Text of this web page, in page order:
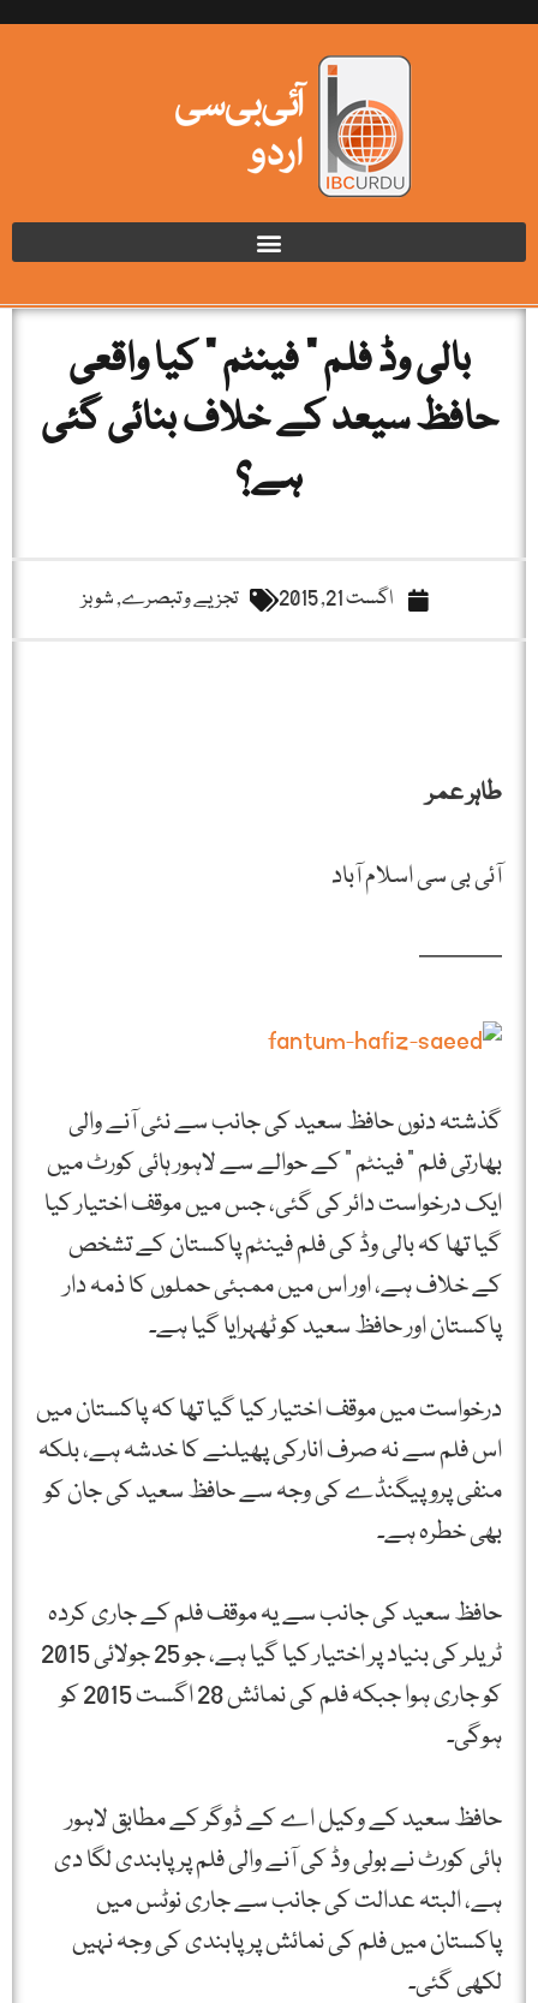
بالی وڈ فلم ” فینٹم ” کیا واقعی
حافظ سیعد کے خلاف بنائی گئی
ہے؟
اگست 21, 2015 تجزیے و تبصرے,شوبز
طاہر عمر
آئی بی سی اسلام آباد
———
گذشتہ دنوں حافظ سعید کی جانب سے نئی آنے والی
بھارتی فلم ” فینٹم ” کے حوالے سے لاہور ہائی کورٹ میں
ایک درخواست دائر کی گئی، جس میں موقف اختیار کیا
گیا تھا کہ بالی وڈ کی فلم فینٹم پاکستان کے تشخص
کے خلاف ہے، اور اس میں ممبئی حملوں کا ذمہ دار
پاکستان اور حافظ سعید کو ٹھہرایا گیا ہے۔
درخواست میں موقف اختیار کیا گیا تھا کہ پاکستان میں
اس فلم سے نہ صرف انارکی پھیلنے کا خدشہ ہے، بلکہ
منفی پروپیگنڈے کی وجہ سے حافظ سعید کی جان کو
بھی خطرہ ہے۔
حافظ سعید کی جانب سے یہ موقف فلم کے جاری کردہ
ٹریلر کی بنیاد پر اختیار کیا گیا ہے، جو 25 جولائی 2015
کو جاری ہوا جبکہ فلم کی نمائش 28 اگست 2015 کو
ہوگی۔
حافظ سعید کے وکیل اے کے ڈوگر کے مطابق لاہور
ہائی کورٹ نے بولی وڈ کی آنے والی فلم پر پابندی لگا دی
ہے، البتہ عدالت کی جانب سے جاری نوٹس میں
پاکستان میں فلم کی نمائش پر پابندی کی وجہ نہیں
لکھی گئی۔